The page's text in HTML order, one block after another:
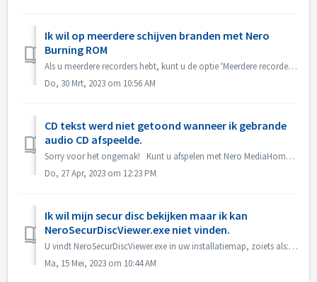
Ik wil op meerdere schijven branden met Nero
Burning ROM
Als u meerdere recorders hebt, kunt u de optie 'Meerdere recorders gebruiken' in het tabblad Branden aanvinken voordat u gaat branden. Als u niet...
Do, 30 Mrt, 2023 om 10:56 AM
CD tekst werd niet getoond wanneer ik gebrande
audio CD afspeelde.
Sorry voor het ongemak! Kunt u afspelen met Nero MediaHome en de meta data controleren? Uw spelers moeten CD tekst kunnen lezen. Zoals Media Player, heeft...
Do, 27 Apr, 2023 om 12:23 PM
Ik wil mijn secur disc bekijken maar ik kan
NeroSecurDiscViewer.exe niet vinden.
U vindt NeroSecurDiscViewer.exe in uw installatiemap, zoiets als: C:\Programma's (x86)\Nero 2023\Nero Burning ROM\SecurDisc. Er zou ook een bestand ...
Ma, 15 Mei, 2023 om 10:44 AM